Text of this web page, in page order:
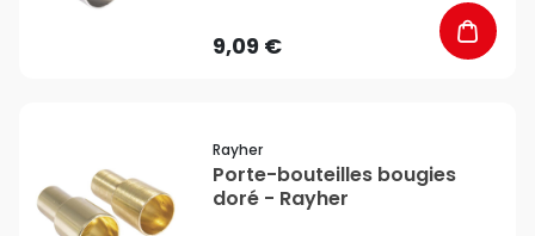
9,09 €
Rayher
Porte-bouteilles bougies
doré - Rayher